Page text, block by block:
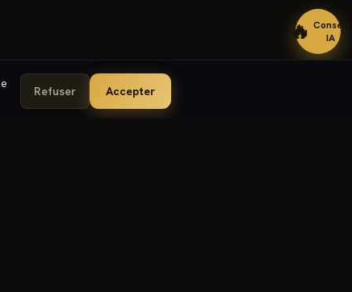
🔥 Conseil
IA
Refuser Accepter